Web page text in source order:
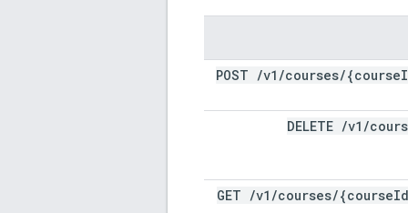
POST /v1 /courses/{course
DELETE /v1 /
GET /v1 /courses/{course